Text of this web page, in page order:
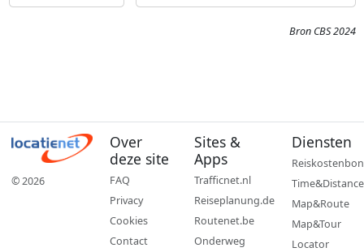
Bron CBS 2024
© 2026
Over
deze site
FAQ
Privacy
Cookies
Contact
Sites &
Apps
Trafficnet.nl
Reiseplanung.de
Routenet.be
Onderweg
Diensten
Reiskostenbon
Time&Distance
Map&Route
Map&Tour
Locator